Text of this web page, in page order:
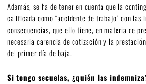
Además, se ha de tener en cuenta que la
calificada como “accidente de trabajo” con las
consecuencias, que ello tiene, en materia de
necesaria carencia de cotización y la
del primer día de baja.
Si tengo secuelas, ¿quién las